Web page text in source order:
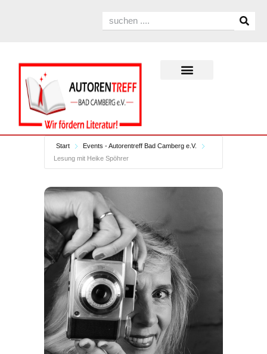
Start
Events - Autorentreff Bad Camberg e.V.
Lesung mit Heike Spöhrer